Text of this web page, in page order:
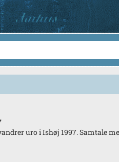
uro i Ishøj 1997. Samtale